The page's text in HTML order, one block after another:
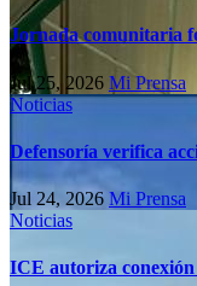
Jornada comunitaria
Jul 25, 2026 Mi Prensa
Noticias
Defensoría verifica
Jul 24, 2026 Mi Prensa
Noticias
ICE autoriza conexión